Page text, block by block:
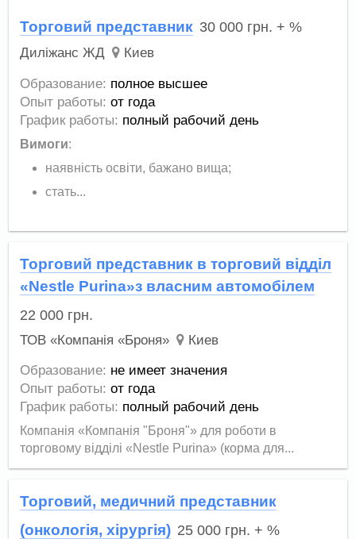
Торговий представник 30 000 грн. + %
Диліжанс ЖД Киев
Образование: полное высшее
Опыт работы: от года
График работы: полный рабочий день
Вимоги:
наявність освіти, бажано вища;
стать...
Торговий представник в торговий відділ
«Nestle Purina»з власним автомобілем
22 000 грн.
ТОВ «Компанія «Броня» Киев
Образование: не имеет значения
Опыт работы: от года
График работы: полный рабочий день
Компанія «Компанія "Броня"» для роботи в
торговому відділі «Nestle Purina» (корма для...
Торговий, медичний представник
(онкологія, хірургія) 25 000 грн. + %